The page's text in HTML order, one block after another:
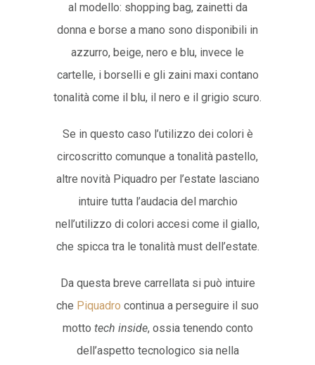
al modello: shopping bag, zainetti da
donna e borse a mano sono disponibili in
azzurro, beige, nero e blu, invece le
cartelle, i borselli e gli zaini maxi contano
tonalità come il blu, il nero e il grigio scuro.
Se in questo caso l’utilizzo dei colori è
circoscritto comunque a tonalità pastello,
altre novità Piquadro per l’estate lasciano
intuire tutta l’audacia del marchio
nell’utilizzo di colori accesi come il giallo,
che spicca tra le tonalità must dell’estate.
Da questa breve carrellata si può intuire
che Piquadro continua a perseguire il suo
motto tech inside, ossia tenendo conto
dell’aspetto tecnologico sia nella